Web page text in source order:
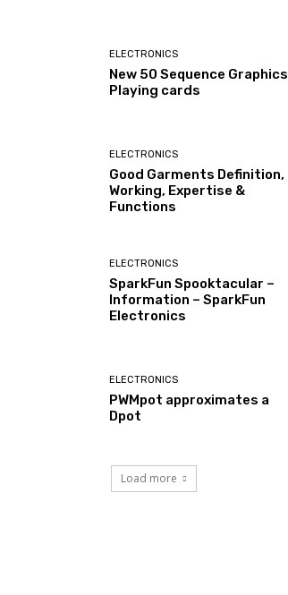
ELECTRONICS
New 50 Sequence Graphics
Playing cards
ELECTRONICS
Good Garments Definition,
Working, Expertise &
Functions
ELECTRONICS
SparkFun Spooktacular –
Information – SparkFun
Electronics
ELECTRONICS
PWMpot approximates a
Dpot
Load more